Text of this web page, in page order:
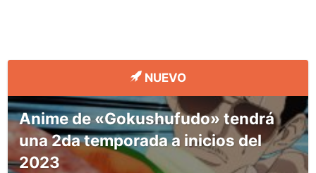
NUEVO
Anime de «Gokushufudo» tendrá
una 2da temporada a inicios del
2023